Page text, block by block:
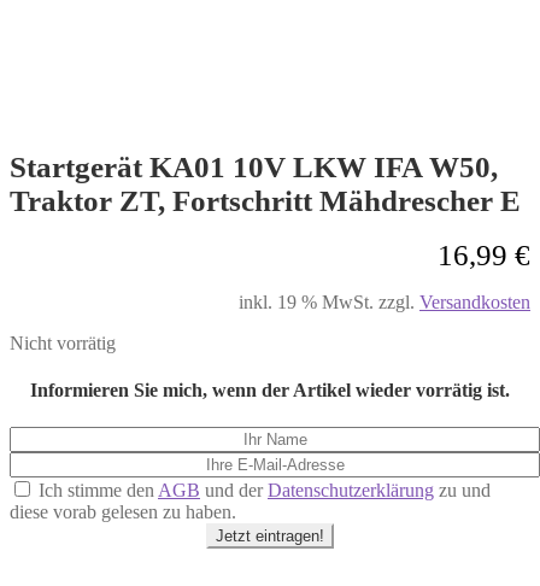
Startgerät KA01 10V LKW IFA W50,
Traktor ZT, Fortschritt Mähdrescher E
16,99 €
inkl. 19 % MwSt. zzgl. Versandkosten
Nicht vorrätig
Informieren Sie mich, wenn der Artikel wieder vorrätig ist.
Ich stimme den AGB und derDatenschutzerklärung zu und
diese vorab gelesen zu haben.
Jetzt eintragen!